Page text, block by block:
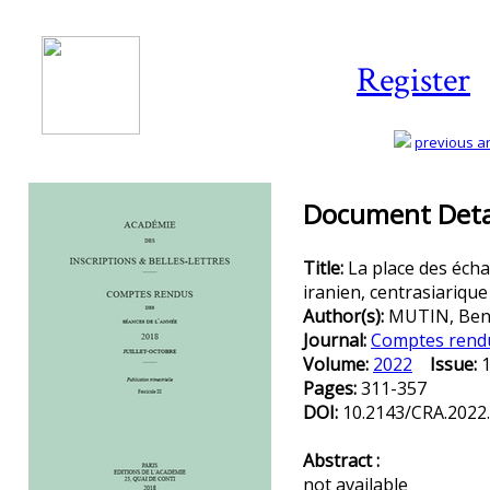
Register
previous
Document
Title: La place des
iranien,
Author(s): MUTIN,
Journal:Comptes
Volume: 2022 Issue:
Pages:311-357
DOI: 10.2143/
Abstract :
not available